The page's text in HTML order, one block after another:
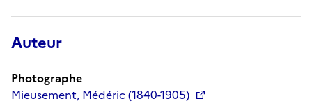
Auteur
Photographe
Mieusement, Médéric (1840-1905)